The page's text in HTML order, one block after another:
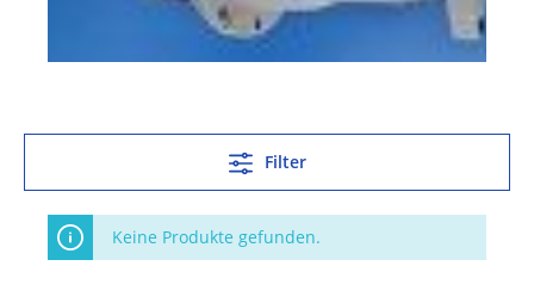
Filter
Keine Produkte gefunden.